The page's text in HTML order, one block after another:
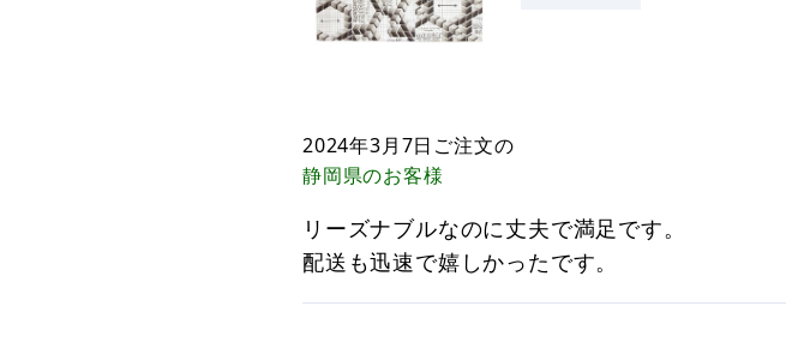
2024年3月7日 ご注文の
静岡県のお客様
リーズナブルなのに丈夫で満足です。
配送も迅速で嬉しかったです。